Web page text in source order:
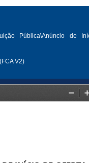
Pública\Anúncio de
V2)